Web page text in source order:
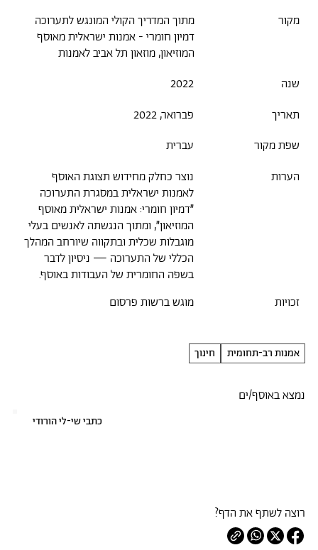
מקור
מתוך המדריך הקולי המונגש לתערוכה
דמיון חומרי - אמנות ישראלית מאוסף
המוזיאון, מוזאון תל אביב לאמנות
שנה
2022
תאריך
פברואר, 2022
שפת מקור
עברית
הערות
נוצר כחלק מחידוש תצוגת האוסף
לאמנות ישראלית במסגרת התערוכה
״דמיון חומרי: אמנות ישראלית מאוסף
המוזיאון״, ומתוך הנגשתה לאנשים בעלי
מוגבלות שכלית ובתקווה שיורחב המהלך
הכללי של התערוכה — ניסיון לדבר
בשפה החומרית של העבודות באוסף.
זכויות
מוגש ברשות פרסום
אמנות רב-תחומית חינוך
נמצא באוסף/ים
כתבי שי-לי הורודי
רוצה לשתף את הדף?